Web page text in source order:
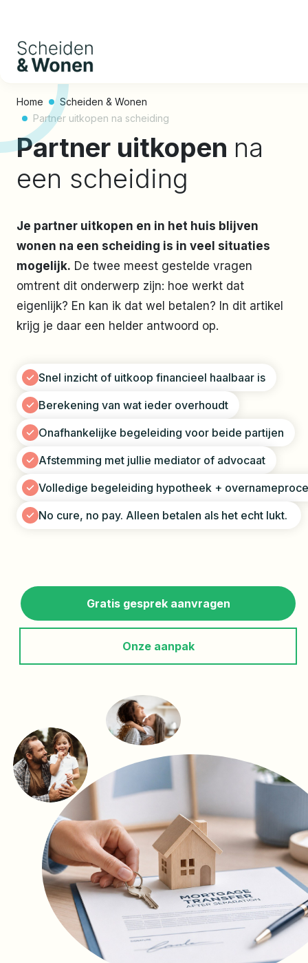
Home
Scheiden & Wonen
Partner uitkopen na scheiding
Partner uitkopen na
een scheiding
Je partner uitkopen en in het huis blijven
wonen na een scheiding is in veel situaties
mogelijk.​​​​​ De twee meest gestelde vragen
omtrent dit onderwerp zijn: hoe werkt dat
eigenlijk? En kan ik dat wel betalen? In dit artikel
krijg je daar een helder antwoord op.
Snel inzicht of uitkoop financieel haalbaar is
Berekening van wat ieder overhoudt
Onafhankelijke begeleiding voor beide partijen
Afstemming met jullie mediator​​​​​​ of advocaat
Volledige begeleiding hypotheek +
No cure, no pay. Alleen betalen als het echt lukt.
Gratis gesprek aanvragen
Onze aanpak